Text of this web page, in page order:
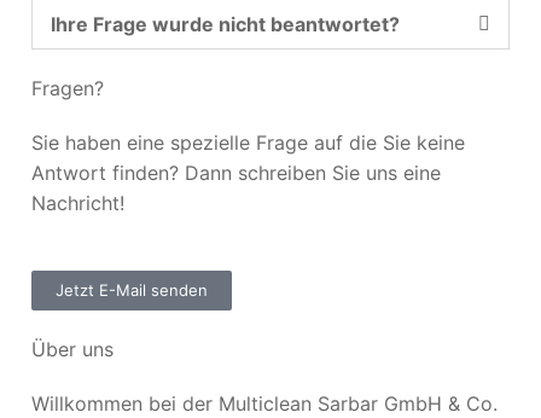
Ihre Frage wurde nicht beantwortet?
Fragen?
Sie haben eine spezielle Frage auf die Sie keine
Antwort finden? Dann schreiben Sie uns eine
Nachricht!
Jetzt E-Mail senden
Über uns
Willkommen bei der Multiclean Sarbar GmbH & Co.